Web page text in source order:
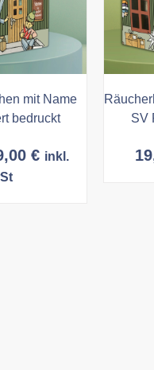
mit Name
bedruckt
€Preisspanne:
inkl.
SV